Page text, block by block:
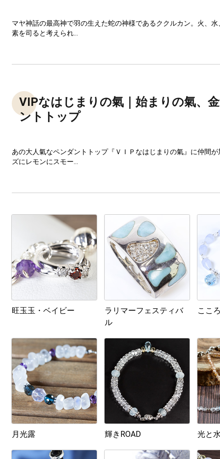
マヤ神話の最高神で羽の生えた蛇の神様であるククルカン。火、
素を司ると考えられ...
VIPなはじまりの氣｜始まりの氣、
ントトップ
あの大人氣なペンダントトップ『ＶＩＰなはじまりの氣』に仲間
ズにレモンにスモー...
旺玉玉・ベイビー
ラリマーフェスティバ
ル
ここ
月光露 輝きROAD 光と